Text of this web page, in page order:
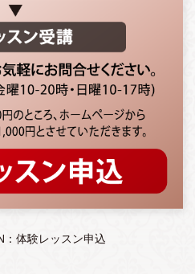
：体験レッスン申込